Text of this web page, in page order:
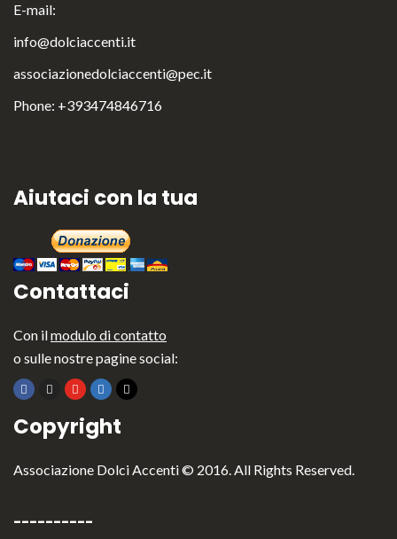
E-mail:
info@dolciaccenti.it
associazionedolciaccenti@pec.it
Phone: +393474846716
Aiutaci con la tua
Contattaci
Con ilmodulo di contatto
o sulle nostre pagine social:
Copyright
Associazione Dolci Accenti © 2016. All Rights Reserved.
----------
English